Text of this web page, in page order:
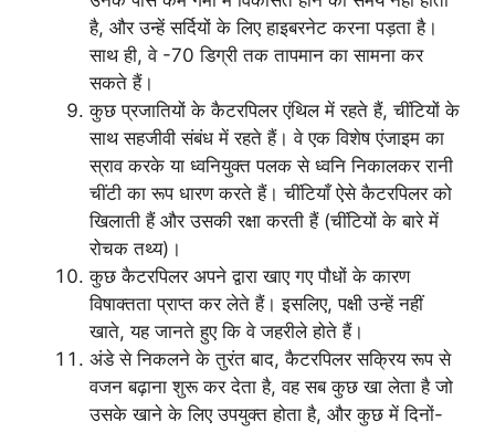
है, और उन्हें सर्दियों के लिए हाइबरनेट करना पड़ता है।
साथ ही, वे -70 डिग्री तक तापमान का सामना कर
सकते हैं।
कुछ प्रजातियों के कैटरपिलर एंथिल में रहते हैं, चींटियों के
साथ सहजीवी संबंध में रहते हैं। वे एक विशेष एंजाइम का
स्राव करके या ध्वनियुक्त पलक से ध्वनि निकालकर रानी
चींटी का रूप धारण करते हैं। चींटियाँ ऐसे कैटरपिलर को
खिलाती हैं और उसकी रक्षा करती हैं (चींटियों के बारे में
रोचक तथ्य)।
कुछ कैटरपिलर अपने द्वारा खाए गए पौधों के कारण
विषाक्तता प्राप्त कर लेते हैं। इसलिए, पक्षी उन्हें नहीं
खाते, यह जानते हुए कि वे जहरीले होते हैं।
अंडे से निकलने के तुरंत बाद, कैटरपिलर सक्रिय रूप से
वजन बढ़ाना शुरू कर देता है, वह सब कुछ खा लेता है जो
उसके खाने के लिए उपयुक्त होता है, और कुछ में दिनों-